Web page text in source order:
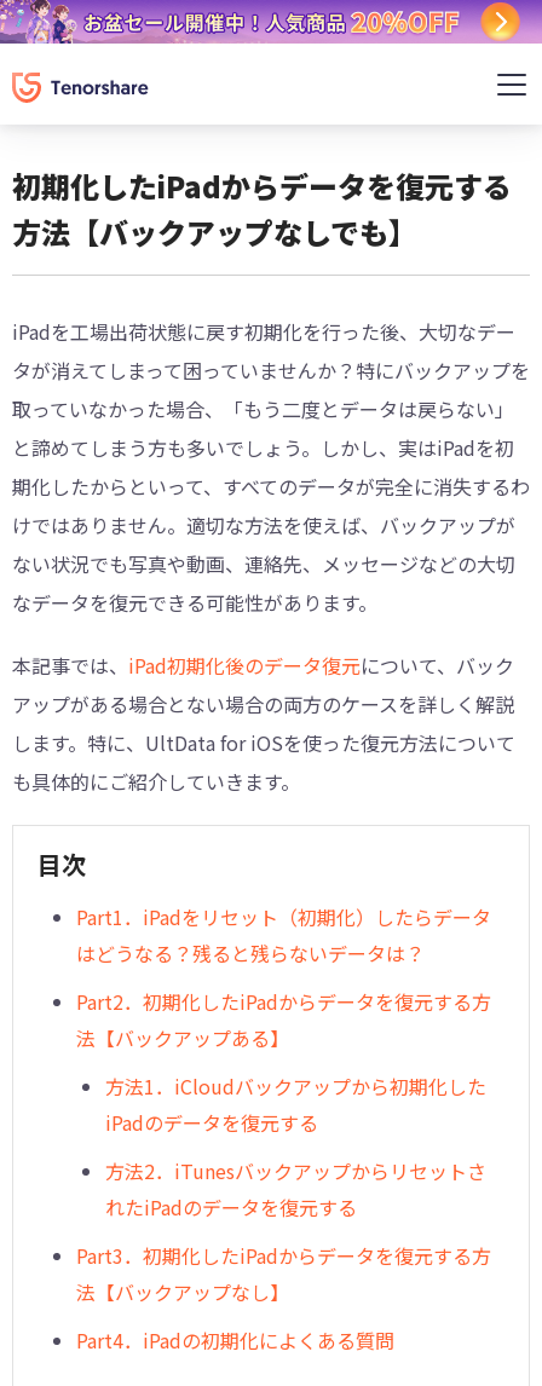
初期化したiPadからデータを復元する
方法【バックアップなしでも】
iPadを工場出荷状態に戻す初期化を行った後、大切なデー
タが消えてしまって困っていませんか？特にバックアップを
取っていなかった場合、「もう二度とデータは戻らない」
と諦めてしまう方も多いでしょう。しかし、実はiPadを初
期化したからといって、すべてのデータが完全に消失するわ
けではありません。適切な方法を使えば、バックアップが
ない状況でも写真や動画、連絡先、メッセージなどの大切
なデータを復元できる可能性があります。
本記事では、 iPad初期化後のデータ復元について、バック
アップがある場合とない場合の両方のケースを詳しく解説
します。特に、UltData for iOSを使った復元方法について
も具体的にご紹介していきます。
目次
Part1．iPadをリセット（初期化）したらデータ
はどうなる？残ると残らないデータは？
Part2．初期化したiPadからデータを復元する方
法【バックアップある】
方法1．iCloudバックアップから初期化した
iPadのデータを復元する
方法2．iTunesバックアップからリセットさ
れたiPadのデータを復元する
Part3．初期化したiPadからデータを復元する方
法【バックアップなし】
Part4．iPadの初期化によくある質問